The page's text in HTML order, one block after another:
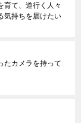
育て、道行く人々
気持ちを届けたい
たカメラを持って